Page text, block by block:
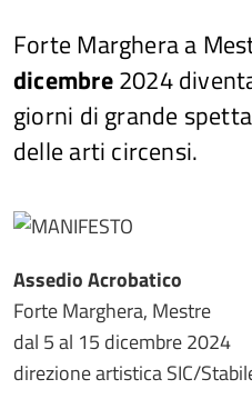
Forte Marghera a
dicembre2024
giorni di grande
delle arti circensi.
Assedio Acrobatico
Forte Marghera, Mestre
dal 5 al 15 dicembre 2024
direzione artistica SIC/